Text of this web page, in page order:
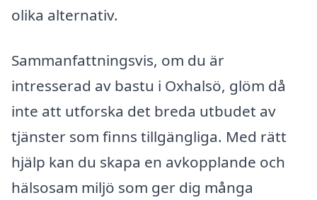
olika alternativ.
Sammanfattningsvis, om du är
intresserad av bastu i Oxhalsö, glöm då
inte att utforska det breda utbudet av
tjänster som finns tillgängliga. Med rätt
hjälp kan du skapa en avkopplande och
hälsosam miljö som ger dig många